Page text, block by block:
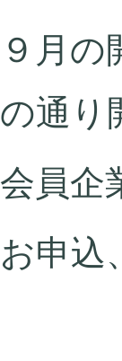
９月
の通り
会員企
お申込